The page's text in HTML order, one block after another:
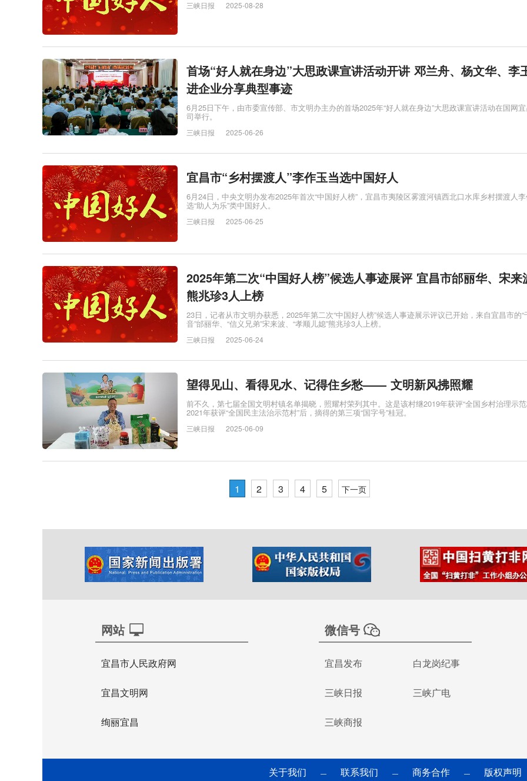
三峡日报 2025-08-28
首场“好人就在身边”大思政课宣讲活动开讲 邓兰舟、杨文华、李
进企业分享典型事迹
6月25日下午，由市委宣传部、市文明办主办的首场2025年“好人就在身边”大思政课宣讲活动在国网
司举行。
三峡日报 2025-06-26
宜昌市“乡村摆渡人”李作玉当选中国好人
6月24日，中央文明办发布2025年首次“中国好人榜”，宜昌市夷陵区雾渡河镇西北口水库乡村摆渡人
选“助人为乐”类中国好人。
三峡日报 2025-06-25
2025年第二次“中国好人榜”候选人事迹展评 宜昌市邰丽华、宋来
熊兆珍3人上榜
23日，记者从市文明办获悉，2025年第二次“中国好人榜”候选人事迹展示评议已开始，来自宜昌市的“
音”邰丽华、“信义兄弟”宋来波、“孝顺儿媳”熊兆珍3人上榜。
三峡日报 2025-06-24
望得见山、看得见水、记得住乡愁—— 文明新风拂照耀
前不久，第七届全国文明村镇名单揭晓，照耀村荣列其中。这是该村继2019年获评“全国乡村治理示范
2021年获评“全国民主法治示范村”后，摘得的第三项“国字号”桂冠。
三峡日报 2025-06-09
1 2 3 4 5 下一页
网站
宜昌市人民政府网
宜昌文明网
绚丽宜昌
微信号
宜昌发布 白龙岗纪事
三峡日报 三峡广电
三峡商报
关于我们 — 联系我们 — 商务合作 — 版权声明